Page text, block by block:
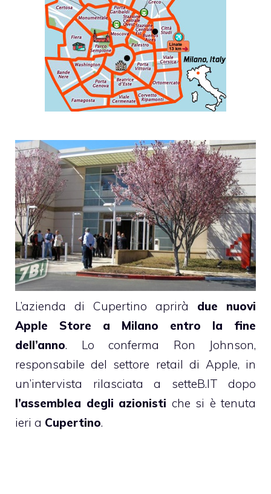
L’azienda di Cupertino aprirà due nuovi
Apple Store a Milano entro la fine
dell’anno. Lo conferma Ron Johnson,
responsabile del settore retail di Apple, in
un’intervista rilasciata a setteB.IT dopo
l’assemblea degli azionisti che si è tenuta
ieri a Cupertino.